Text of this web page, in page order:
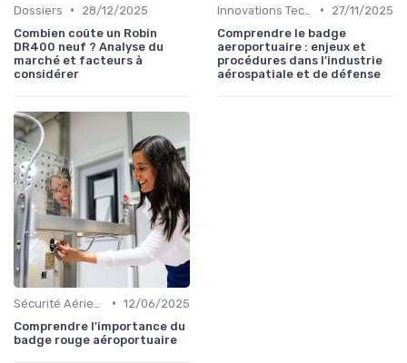
Dossiers •
28/12/2025
Combien coûte un Robin
DR400 neuf ? Analyse du
marché et facteurs à
considérer
•
27/11/2025
Comprendre le badge
aeroportuaire : enjeux et
procédures dans l’industrie
aérospatiale et de défense
• 12/06/2025
Comprendre l'importance du
badge rouge aéroportuaire